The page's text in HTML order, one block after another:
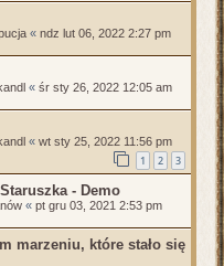
« ndz lut 06, 2022 2:27 pm
« śr sty 26, 2022 12:05 am
« wt sty 25, 2022 11:56 pm
1 2 3
- Demo
« pt gru 03, 2021 2:53 pm
marzeniu, które stało się